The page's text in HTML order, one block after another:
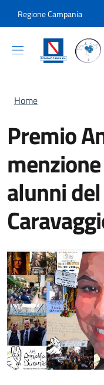
Regione Campania
Briciole di
Home
Premio
alunni